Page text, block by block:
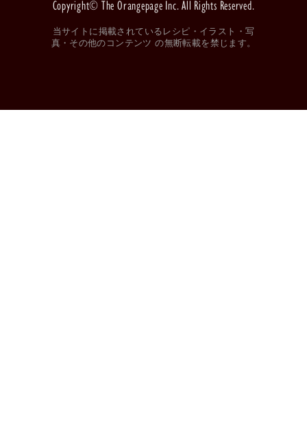
Copyright© The Orangepage Inc. All Rights Reserved.
当サイトに掲載されているレシピ・イラスト・写
真・その他のコンテンツ の無断転載を禁じます。